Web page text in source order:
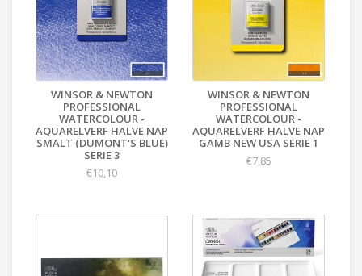
WINSOR & NEWTON
PROFESSIONAL
WATERCOLOUR -
AQUARELVERF HALVE NAP
SMALT (DUMONT'S BLUE)
SERIE 3
€10,10
WINSOR & NEWTON
PROFESSIONAL
WATERCOLOUR -
AQUARELVERF HALVE NAP
GAMB NEW USA SERIE 1
€7,85